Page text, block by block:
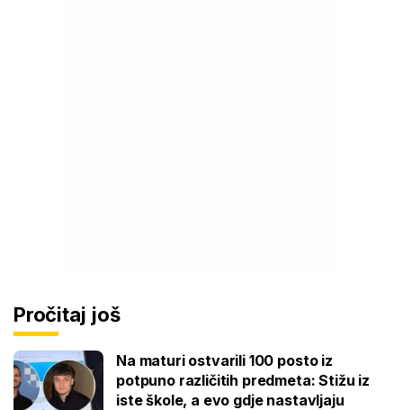
Pročitaj još
Na maturi ostvarili 100 posto iz
potpuno različitih predmeta: Stižu iz
iste škole, a evo gdje nastavljaju